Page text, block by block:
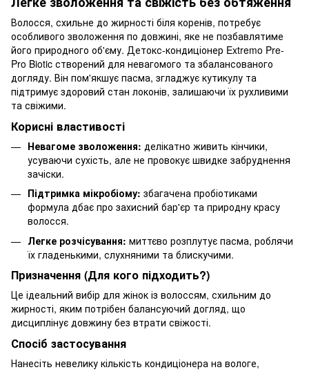
Волосся, схильне до жирності біля коренів, потребує
особливого зволоження по довжині, яке не позбавлятиме
його природного об'єму. Детокс-кондиціонер Extremo Pre-
Pro Biotic створений для невагомого та збалансованого
догляду. Він пом'якшує пасма, згладжує кутикулу та
підтримує здоровий стан локонів, залишаючи їх рухливими
та свіжими.
Корисні властивості
Невагоме зволоження: делікатно живить кінчики,
усуваючи сухість, але не провокує швидке забруднення
зачіски.
Підтримка мікробіому: збагачена пробіотиками
формула дбає про захисний бар'єр та природну красу
волосся.
Легке розчісування: миттєво розплутує пасма, роблячи
їх гладенькими, слухняними та блискучими.
Призначення (Для кого підходить?)
Це ідеальний вибір для жінок із волоссям, схильним до
жирності, яким потрібен балансуючий догляд, що
дисциплінує довжину без втрати свіжості.
Спосіб застосування
Нанесіть невелику кількість кондиціонера на вологе,